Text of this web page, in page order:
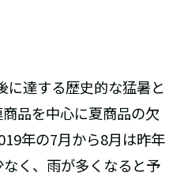
達する歴史的な猛暑と
品を中心に夏商品の欠
年の7月から8月は昨年
く、雨が多くなると予